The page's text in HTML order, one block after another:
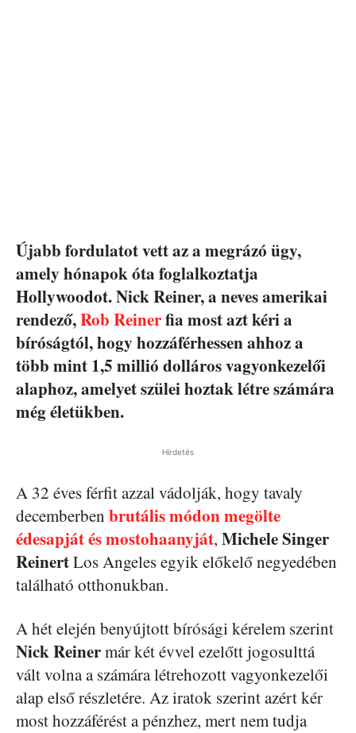
Újabb fordulatot vett az a megrázó ügy,
amely hónapok óta foglalkoztatja
Hollywoodot. Nick Reiner, a neves amerikai
rendező,Rob Reinerfia most azt kéri a
bíróságtól, hogy hozzáférhessen ahhoz a
több mint 1,5 millió dolláros vagyonkezelői
alaphoz, amelyet szülei hoztak létre számára
még életükben.
Hirdetés
A 32 éves férfit azzal vádolják, hogy tavaly
decemberben brutális módon megölte
édesapját és mostohaanyját, Michele Singer
ReinertLos Angeles egyik előkelő negyedében
található otthonukban.
A hét elején benyújtott bírósági kérelem szerint
Nick Reinermár két évvel ezelőtt jogosulttá
vált volna a számára létrehozott vagyonkezelői
alap első részletére. Az iratok szerint azért kér
most hozzáférést a pénzhez, mert nem tudja